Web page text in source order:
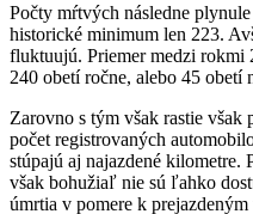
Počty mŕtvých následne
historické minimum len 223.
fluktuujú. Priemer medzi rokmi
240 obetí ročne, alebo 45
Zarovno s tým však rastie však
počet registrovaných
stúpajú aj najazdené kilometre.
však bohužiaľ nie sú ľahko
úmrtia v pomere k